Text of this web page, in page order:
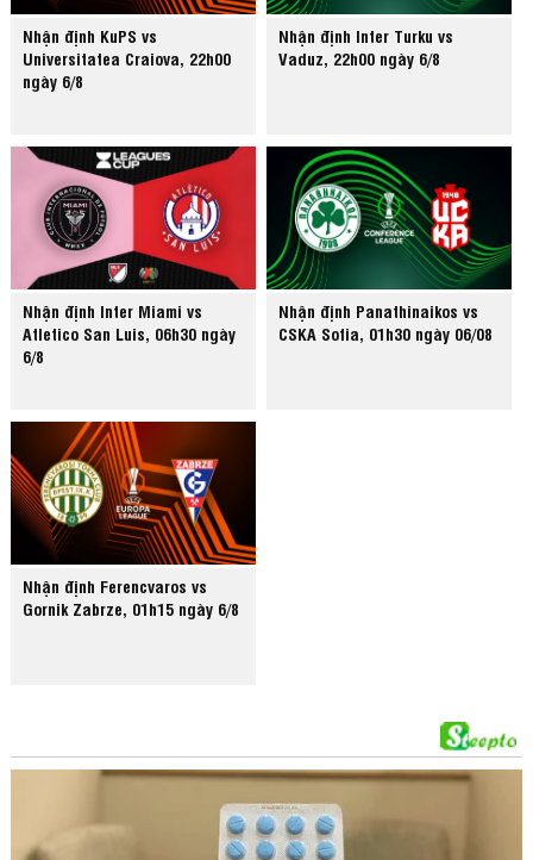
Nhận định KuPS vs
Universitatea Craiova, 22h00
ngày 6/8
Nhận định Inter Turku vs
Vaduz, 22h00 ngày 6/8
Nhận định Inter Miami vs
Atletico San Luis, 06h30 ngày
6/8
Nhận định Panathinaikos vs
CSKA Sofia, 01h30 ngày 06/08
Nhận định Ferencvaros vs
Gornik Zabrze, 01h15 ngày 6/8